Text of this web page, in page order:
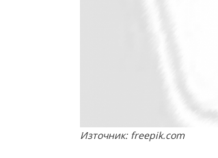
Източник: freepik.com